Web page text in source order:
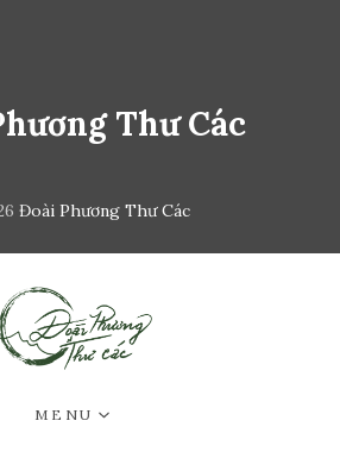
Thư Các
Đoài Phương Thư Các
MENU